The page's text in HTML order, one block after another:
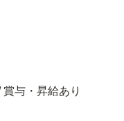
与・昇給あり